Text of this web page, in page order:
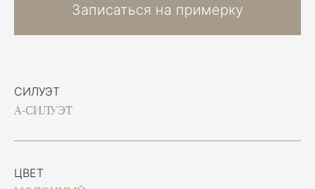
СИЛУЭТ
А-СИЛУЭТ
ЦВЕТ
Записаться на примерку